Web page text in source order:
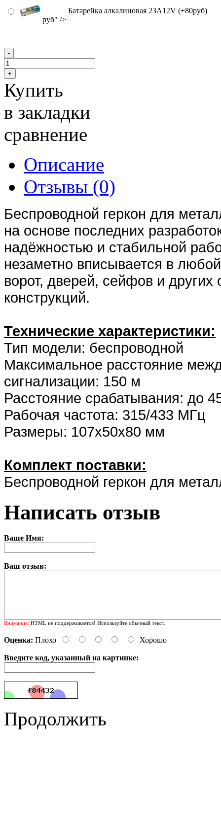
руб" />
Батарейка алкалиновая 23A12V (+80руб)
Купить
в закладки
сравнение
Описание
Отзывы (0)
Беспроводной геркон для
на основе последних
надёжностью и стабильной
незаметно вписывается в
ворот, дверей, сейфов и
конструкций.
Технические характеристики:
Тип модели: беспроводной
Максимальное расстояние
сигнализации: 150 м
Расстояние срабатывания: до
Рабочая частота: 315/433 МГц
Размеры: 107х50х80 мм
Комплект поставки:
Беспроводной геркон для
Написать отзыв
Ваше Имя:
Ваш отзыв:
Внимание: HTML не поддерживается! Используйте обычный текст.
Оценка: Плохо Хорошо
Введите код, указанный на картинке:
Продолжить